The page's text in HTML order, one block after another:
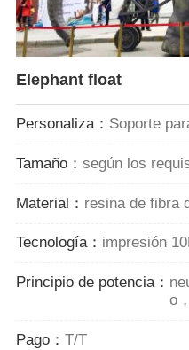
Elephant float
Personaliza： Soporte
Tamaño： según los
Material： resina de fibra
Tecnología： impresión
Principio de potencia：
o
Pago： T/T